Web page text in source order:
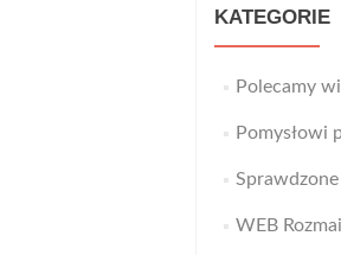
KATEGORIE
Polecamy
Pomysłowi
Sprawdzone
WEB